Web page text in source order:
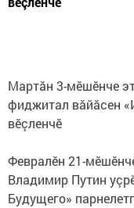
Мартăн 3-мӗшӗнче
фиджитал вăйăсен
вӗçленчӗ
Февралӗн 21-
Владимир Путин
Будущего»